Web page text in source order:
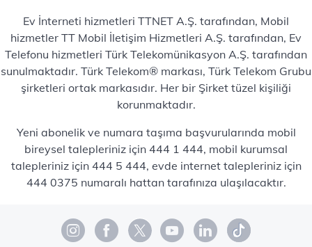
Ev İnterneti hizmetleri TTNET A.Ş. tarafından, Mobil
hizmetler TT Mobil İletişim Hizmetleri A.Ş. tarafından, Ev
Telefonu hizmetleri Türk Telekomünikasyon A.Ş. tarafından
sunulmaktadır. Türk Telekom® markası, Türk Telekom Grubu
şirketleri ortak markasıdır. Her bir Şirket tüzel kişiliği
korunmaktadır.
Yeni abonelik ve numara taşıma başvurularında mobil
bireysel talepleriniz için 444 1 444, mobil kurumsal
talepleriniz için 444 5 444, evde internet talepleriniz için
444 0375 numaralı hattan tarafınıza ulaşılacaktır.